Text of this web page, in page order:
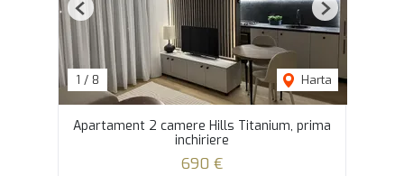
1 / 8 Harta
Previous Next
Apartament 2 camere Hills Titanium, prima
inchiriere
690 €